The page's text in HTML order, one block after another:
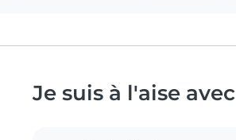
Je suis à l'aise avec